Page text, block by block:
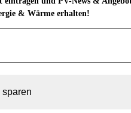
& Wärme erhalten!